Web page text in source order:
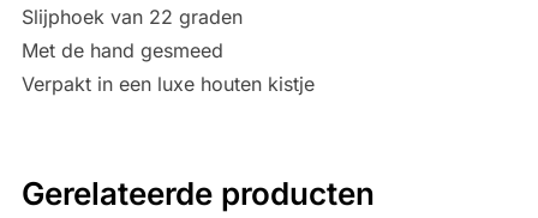
Slijphoek van 22 graden
Met de hand gesmeed
Verpakt in een luxe houten kistje
Gerelateerde producten